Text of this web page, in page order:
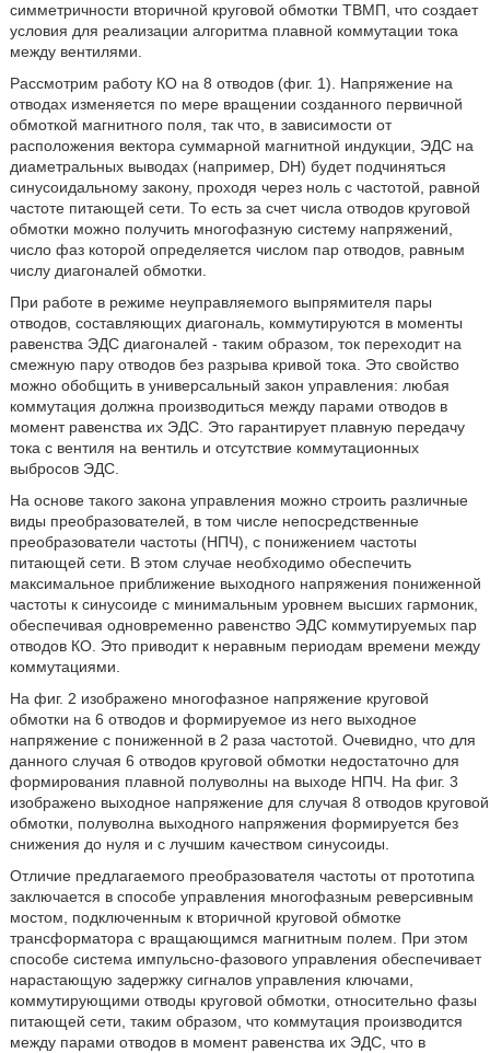
симметричности вторичной круговой обмотки ТВМП, что создает
условия для реализации алгоритма плавной коммутации тока
между вентилями.
Рассмотрим работу КО на 8 отводов (фиг. 1). Напряжение на
отводах изменяется по мере вращении созданного первичной
обмоткой магнитного поля, так что, в зависимости от
расположения вектора суммарной магнитной индукции, ЭДС на
диаметральных выводах (например, DH) будет подчиняться
синусоидальному закону, проходя через ноль с частотой, равной
частоте питающей сети. То есть за счет числа отводов круговой
обмотки можно получить многофазную систему напряжений,
число фаз которой определяется числом пар отводов, равным
числу диагоналей обмотки.
При работе в режиме неуправляемого выпрямителя пары
отводов, составляющих диагональ, коммутируются в моменты
равенства ЭДС диагоналей - таким образом, ток переходит на
смежную пару отводов без разрыва кривой тока. Это свойство
можно обобщить в универсальный закон управления: любая
коммутация должна производиться между парами отводов в
момент равенства их ЭДС. Это гарантирует плавную передачу
тока с вентиля на вентиль и отсутствие коммутационных
выбросов ЭДС.
На основе такого закона управления можно строить различные
виды преобразователей, в том числе непосредственные
преобразователи частоты (НПЧ), с понижением частоты
питающей сети. В этом случае необходимо обеспечить
максимальное приближение выходного напряжения пониженной
частоты к синусоиде с минимальным уровнем высших гармоник,
обеспечивая одновременно равенство ЭДС коммутируемых пар
отводов КО. Это приводит к неравным периодам времени между
коммутациями.
На фиг. 2 изображено многофазное напряжение круговой
обмотки на 6 отводов и формируемое из него выходное
напряжение с пониженной в 2 раза частотой. Очевидно, что для
данного случая 6 отводов круговой обмотки недостаточно для
формирования плавной полуволны на выходе НПЧ. На фиг. 3
изображено выходное напряжение для случая 8 отводов круговой
обмотки, полуволна выходного напряжения формируется без
снижения до нуля и с лучшим качеством синусоиды.
Отличие предлагаемого преобразователя частоты от прототипа
заключается в способе управления многофазным реверсивным
мостом, подключенным к вторичной круговой обмотке
трансформатора с вращающимся магнитным полем. При этом
способе система импульсно-фазового управления обеспечивает
нарастающую задержку сигналов управления ключами,
коммутирующими отводы круговой обмотки, относительно фазы
питающей сети, таким образом, что коммутация производится
между парами отводов в момент равенства их ЭДС, что в